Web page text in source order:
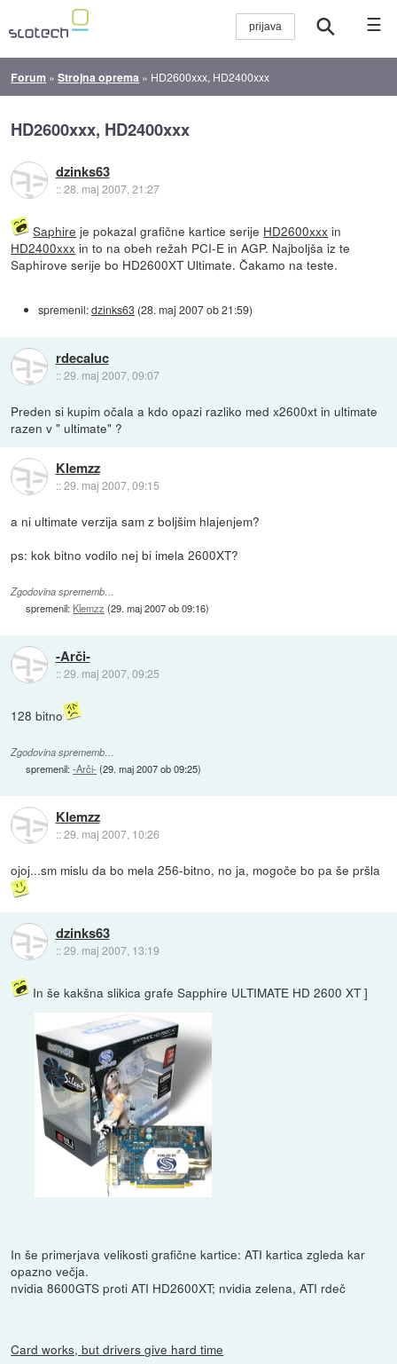
☰
Forum »Strojna oprema » HD2600xxx, HD2400xxx
HD2600xxx, HD2400xxx
dzinks63
::28. maj 2007, 21:27
Saphire je pokazal grafične kartice serije HD2600xxx in
HD2400xxx in to na obeh režah PCI-E in AGP. Najboljša iz te
Saphirove serije bo HD2600XT Ultimate. Čakamo na teste.
spremenil:dzinks63 (28. maj 2007 ob 21:59)
rdecaluc
::29. maj 2007, 09:07
Preden si kupim očala a kdo opazi razliko med x2600xt in ultimate
razen v " ultimate" ?
Klemzz
::29. maj 2007, 09:15
a ni ultimate verzija sam z boljšim hlajenjem?
ps: kok bitno vodilo nej bi imela 2600XT?
Zgodovina sprememb…
spremenil: Klemzz (29. maj 2007 ob 09:16)
-Arči-
::29. maj 2007, 09:25
128 bitno
Zgodovina sprememb…
spremenil:-Arči- (29. maj 2007 ob 09:25)
Klemzz
::29. maj 2007, 10:26
ojoj...sm mislu da bo mela 256-bitno, no ja, mogoče bo pa še pršla
dzinks63
::29. maj 2007, 13:19
In še kakšna slikica grafe Sapphire ULTIMATE HD 2600 XT ]
In še primerjava velikosti grafične kartice: ATI kartica zgleda kar
opazno večja.
nvidia 8600GTS proti ATI HD2600XT; nvidia zelena, ATI rdeč
Card works, but drivers give hard time